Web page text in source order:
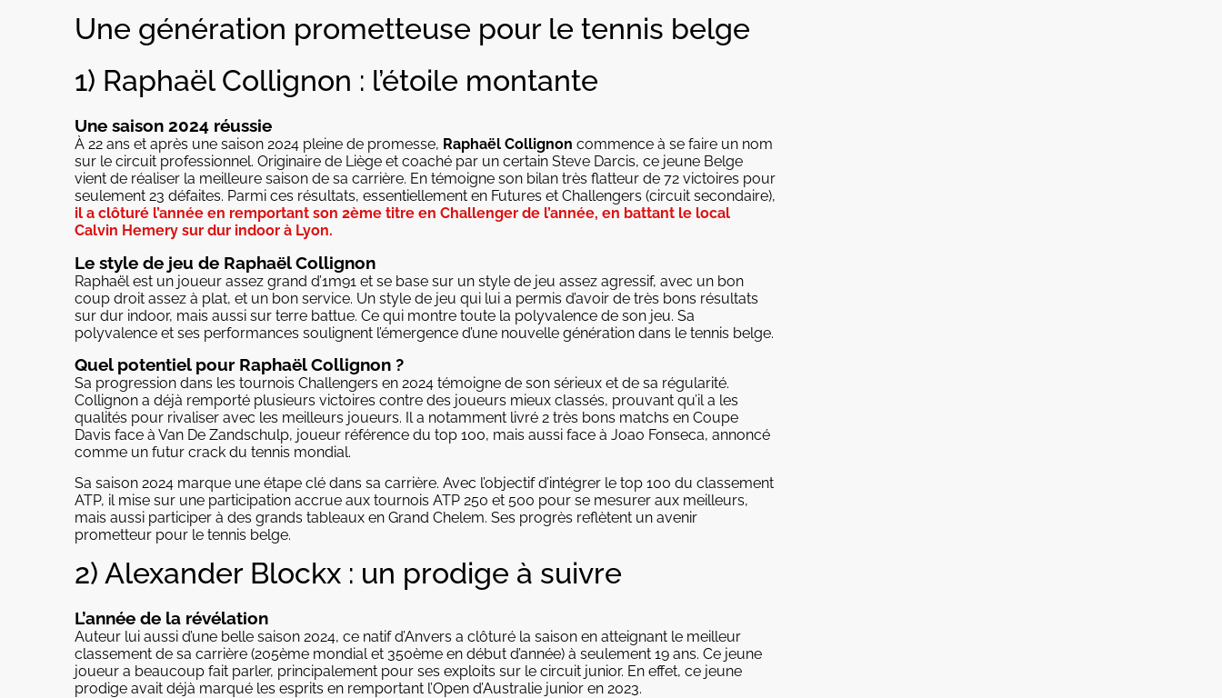
Une génération prometteuse pour le tennis belge
1) Raphaël Collignon : l’étoile montante
Une saison 2024 réussie
À 22 ans et après une saison 2024 pleine de promesse, Raphaël Collignon commence à se faire un nom
sur le circuit professionnel. Originaire de Liège et coaché par un certain Steve Darcis, ce jeune Belge
vient de réaliser la meilleure saison de sa carrière. En témoigne son bilan très flatteur de 72 victoires pour
seulement 23 défaites. Parmi ces résultats, essentiellement en Futures et Challengers (circuit secondaire),
il a clôturé l’année en remportant son 2ème titre en Challenger de l’année, en battant le local
Calvin Hemery sur dur indoor à Lyon.
Le style de jeu de Raphaël Collignon
Raphaël est un joueur assez grand d’1m91 et se base sur un style de jeu assez agressif, avec un bon
coup droit assez à plat, et un bon service. Un style de jeu qui lui a permis d’avoir de très bons résultats
sur dur indoor, mais aussi sur terre battue. Ce qui montre toute la polyvalence de son jeu. Sa
polyvalence et ses performances soulignent l’émergence d’une nouvelle génération dans le tennis belge.
Quel potentiel pour Raphaël Collignon ?
Sa progression dans les tournois Challengers en 2024 témoigne de son sérieux et de sa régularité.
Collignon a déjà remporté plusieurs victoires contre des joueurs mieux classés, prouvant qu’il a les
qualités pour rivaliser avec les meilleurs joueurs. Il a notamment livré 2 très bons matchs en Coupe
Davis face à Van De Zandschulp, joueur référence du top 100, mais aussi face à Joao Fonseca, annoncé
comme un futur crack du tennis mondial.
Sa saison 2024 marque une étape clé dans sa carrière. Avec l’objectif d’intégrer le top 100 du classement
ATP, il mise sur une participation accrue aux tournois ATP 250 et 500 pour se mesurer aux meilleurs,
mais aussi participer à des grands tableaux en Grand Chelem. Ses progrès reflètent un avenir
prometteur pour le tennis belge.
2) Alexander Blockx : un prodige à suivre
L’année de la révélation
Auteur lui aussi d’une belle saison 2024, ce natif d’Anvers a clôturé la saison en atteignant le meilleur
classement de sa carrière (205ème mondial et 350ème en début d’année) à seulement 19 ans. Ce jeune
joueur a beaucoup fait parler, principalement pour ses exploits sur le circuit junior. En effet, ce jeune
prodige avait déjà marqué les esprits en remportant l’Open d’Australie junior en 2023.